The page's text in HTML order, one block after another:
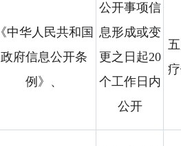
《中华人民共和国
政府信息公开条
例》、
公开事项信
息形成或变
更之日起20
个工作日内
公开